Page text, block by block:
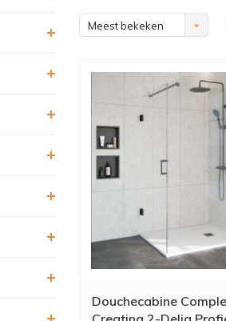
Meest bekeken
Douchecabine